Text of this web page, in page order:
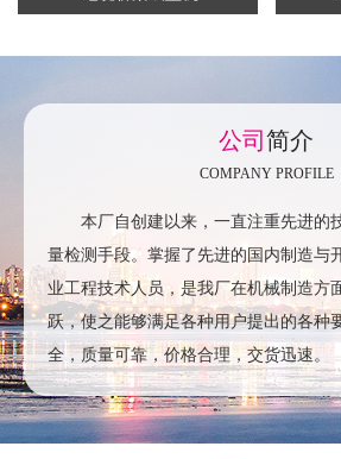
公司 简介
COMPANY PROFILE
本厂自创建以来，一直注重先进的
量检测手段。掌握了先进的国内制造与
业工程技术人员，是我厂在机械制造方
跃，使之能够满足各种用户提出的各种
全，质量可靠，价格合理，交货迅速。